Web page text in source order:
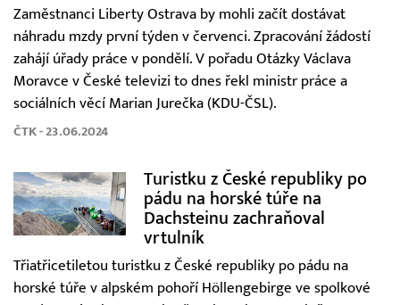
Zaměstnanci Liberty Ostrava by mohli začít dostávat
náhradu mzdy první týden v červenci. Zpracování žádostí
zahájí úřady práce v pondělí. V pořadu Otázky Václava
Moravce v České televizi to dnes řekl ministr práce a
sociálních věcí Marian Jurečka (KDU-ČSL).
ČTK - 23.06.2024
Turistku z České republiky po
pádu na horské túře na
Dachsteinu zachraňoval
vrtulník
Třiatřicetiletou turistku z České republiky po pádu na
horské túře v alpském pohoří Höllengebirge ve spolkové